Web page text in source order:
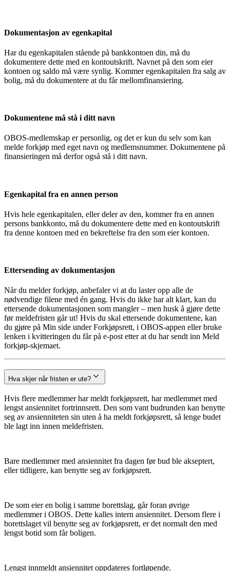
Dokumentasjon av egenkapital
Har du egenkapitalen stående på bankkontoen din, må du
dokumentere dette med en kontoutskrift. Navnet på den som eier
kontoen og saldo må være synlig. Kommer egenkapitalen fra salg av
bolig, må du dokumentere at du får mellomfinansiering.
Dokumentene må stå i ditt navn
OBOS-medlemskap er personlig, og det er kun du selv som kan
melde forkjøp med eget navn og medlemsnummer. Dokumentene på
finansieringen må derfor også stå i ditt navn.
Egenkapital fra en annen person
Hvis hele egenkapitalen, eller deler av den, kommer fra en annen
persons bankkonto, må du dokumentere dette med en kontoutskrift
fra denne kontoen med en bekreftelse fra den som eier kontoen.
Ettersending av dokumentasjon
Når du melder forkjøp, anbefaler vi at du laster opp alle de
nødvendige filene med én gang. Hvis du ikke har alt klart, kan du
ettersende dokumentasjonen som mangler – men husk å gjøre dette
før meldefristen går ut! Hvis du skal ettersende dokumentene, kan
du gjøre på Min side under Forkjøpsrett, i OBOS-appen eller bruke
lenken i kvitteringen du får på e-post etter at du har sendt inn Meld
forkjøp-skjemaet.
Hva skjer når fristen er ute?
Hvis flere medlemmer har meldt forkjøpsrett, har medlemmet med
lengst ansiennitet fortrinnsrett. Den som vant budrunden kan benytte
seg av ansienniteten sin uten å ha meldt forkjøpsrett, så lenge budet
ble lagt inn innen meldefristen.
Bare medlemmer med ansiennitet fra dagen før bud ble akseptert,
eller tidligere, kan benytte seg av forkjøpsrett.
De som eier en bolig i samme borettslag, går foran øvrige
medlemmer i OBOS. Dette kalles intern ansiennitet. Dersom flere i
borettslaget vil benytte seg av forkjøpsrett, er det normalt den med
lengst botid som får boligen.
Lengst innmeldt ansiennitet oppdateres fortløpende.